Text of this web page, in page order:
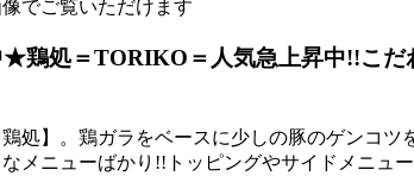
でご覧いただけます
鶏処＝TORIKO＝人気急上昇中!!こ
処】。鶏ガラをベースに少しの豚のゲンコ
メニューばかり!!トッピングやサイドメニ